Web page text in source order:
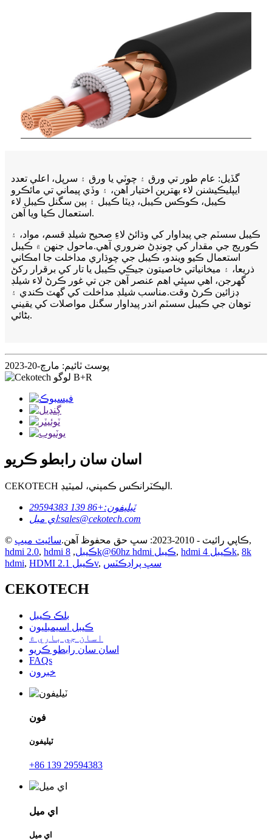
گڏيل: عام طور تي ورق ۽ چوٽي يا ورق ۽ سرپل، اعلي تعدد
ايپليڪيشنن لاء بهترين اختيار آهن، ۽ وڏي پيماني تي مائڪرو
ڪيبل، ڪوڪس ڪيبل، ڊيٽا ڪيبل ۽ ٻين سگنل ڪيبل لاء
استعمال ڪيا ويا آهن.
ڪيبل سسٽم جي پيداوار کي وڌائڻ لاءِ صحيح شيلڊ قسم، مواد، ۽
ڪوريج جي مقدار کي چونڊڻ ضروري آهي.ماحول جنهن ۾ ڪيبل
استعمال ڪيو ويندو، ڪيبل جي چوڌاري مداخلت جا امڪاني
ذريعا، ۽ ميخانياتي خاصيتون جيڪي ڪيبل يا تار کي برقرار رکڻ
گهرجن، اهي سڀئي اهم عنصر آهن جن تي غور ڪرڻ لاء شيلڊ
ڊزائين ڪرڻ وقت.مناسب شيلڊ مداخلت کي گھٽ ڪندي ۽
توهان جي ڪيبل سسٽم اندر پيداوار سگنل مواصلات کي يقيني
بڻائي.
پوسٽ ٽائيم: مارچ-20-2023
اسان سان رابطو ڪريو
CEKOTECH اليڪٽرانڪس ڪمپني، لميٽيڊ.
ٽيليفون:+86 139 29594383
اي ميل:sales@cekotech.com
© ڪاپي رائيٽ - 2010-2023: سڀ حق محفوظ آهن. سائيٽ ميپ
,
hdmi 2.0, hdmi ڪيبل, 8k@60hz hdmi ڪيبل, hdmi ڪيبل 4k, 8k
hdmi, HDMI ڪيبل 2.1v, سڀ پراڊڪٽس
CEKOTECH
بلڪ ڪيبل
ڪيبل اسيمبليون
اسان جي باري ۾
اسان سان رابطو ڪريو
FAQs
خبرون
فون
ٽيليفون
+86 139 29594383
اي ميل
اي ميل